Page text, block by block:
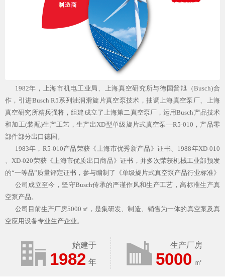
1982年，上海市机电工业局、上海真空研究所与德国普旭（Busch)合
作，引进Busch R5系列油润滑旋片真空泵技术，抽调上海真空泵厂、上海
真空研究所精兵强将，组建成立了上海第二真空泵厂，运用Busch产品技术
和加工(装配)生产工艺，生产出XD型单级旋片式真空泵—R5-010，产品零
部件部分出口德国。
1983年，R5-010产品荣获《上海市优秀新产品》证书、1988年XD-010
、XD-020荣获《上海市优质出口商品》证书，并多次荣获机械工业部预发
的“一等品”质量评定证书，参与编制了《单级旋片式真空泵产品行业标准》
公司成立至今，坚守Busch传承的严谨作风和生产工艺，高标准生产真
空泵产品。
公司目前生产厂房5000㎡，是集研发、制造、销售为一体的真空泵及真
空应用设备专业生产企业。
始建于
1982 年
生产厂房
5000 ㎡